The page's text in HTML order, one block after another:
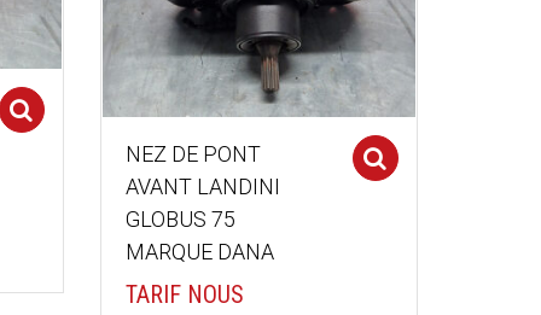
Select options
NEZ DE PONT
AVANT LANDINI
GLOBUS 75
MARQUE DANA
TARIF NOUS